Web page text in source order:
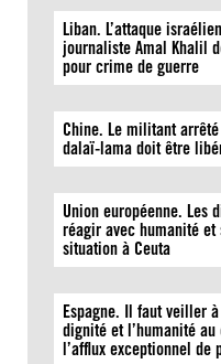
Liban. L’attaque
journaliste Amal Khalil
pour crime de guerre
Chine. Le militant
dalaï-lama doit être
Union européenne. Les
réagir avec humanité
situation à Ceuta
Espagne. Il faut veiller
dignité et l’humanité
l’afflux exceptionnel de